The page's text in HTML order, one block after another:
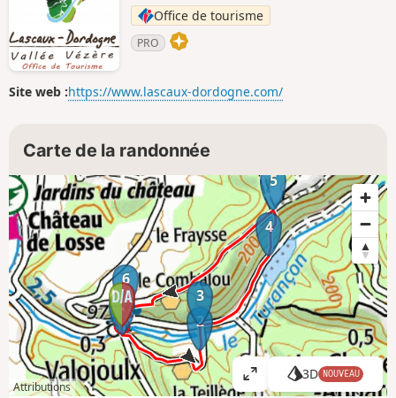
Office de tourisme
PRO
Site web :https://www.lascaux-dordogne.com/
Carte de la randonnée
1
2
3
4
5
6
Attributions
A
3D NOUVEAU